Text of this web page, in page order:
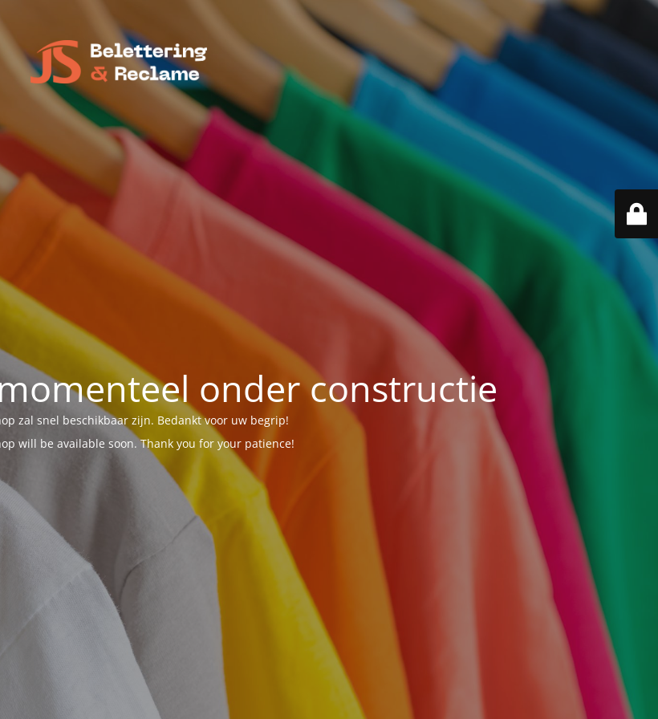
onder constructie
zal snel beschikbaar zijn. Bedankt voor uw begrip!
will be available soon. Thank you for your patience!